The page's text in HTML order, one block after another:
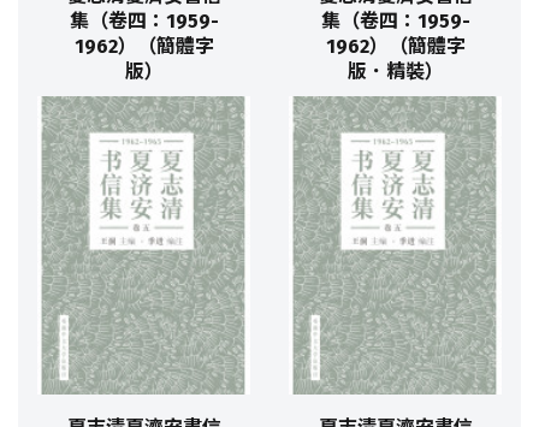
集（卷四：1959-
1962）（簡體字
版）
集（卷四：1959-
1962）（簡體字
版．精裝）